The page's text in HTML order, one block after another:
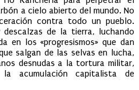
a cielo abierto del mundo. No
contra todo un pueblo.
descalzas de la tierra, luchando
en los «progresismos» que dan
salgan de las selvas en lucha,
desnudas a la tortura militar,
acumulación capitalista de